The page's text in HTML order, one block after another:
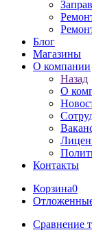
Блог
Магазины
О компании
Назад
О
Контакты
Корзина0
Сравнение